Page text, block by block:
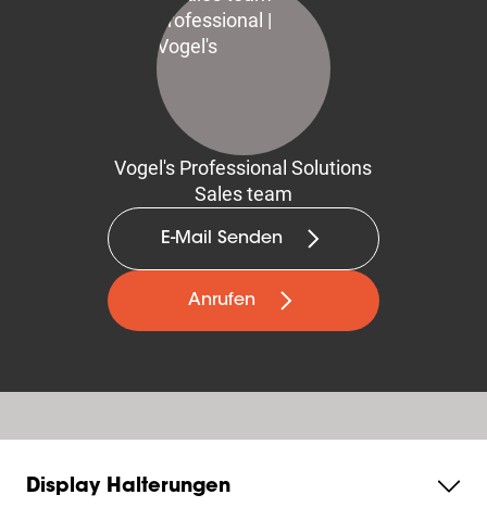
Vogel's Professional Solutions
Sales team
E-Mail Senden
Anrufen
Display Halterungen